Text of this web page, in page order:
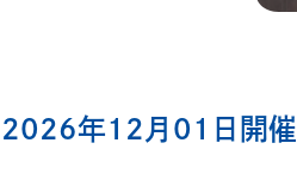
2026年12月01日開催